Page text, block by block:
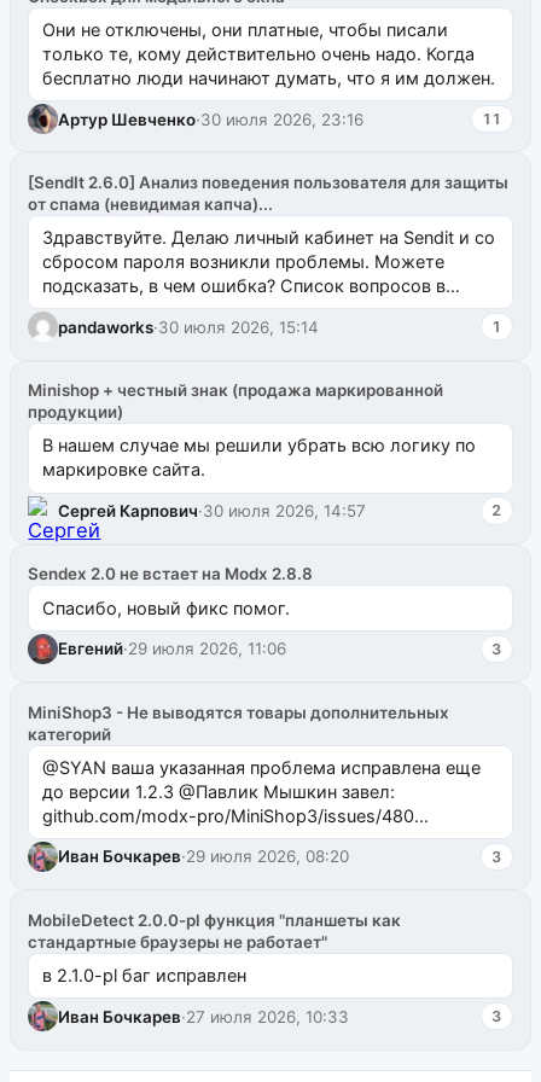
Они не отключены, они платные, чтобы писали
только те, кому действительно очень надо. Когда
бесплатно люди начинают думать, что я им должен.
Артур Шевченко·30 июля 2026, 23:16 11
[SendIt 2.6.0] Анализ поведения пользователя для защиты
от спама (невидимая капча)...
Здравствуйте. Делаю личный кабинет на Sendit и со
сбросом пароля возникли проблемы. Можете
подсказать, в чем ошибка? Список вопросов в
одноименном разделе на modx.pro пока пуст, и,...
pandaworks·30 июля 2026, 15:14 1
Minishop + честный знак (продажа маркированной
продукции)
В нашем случае мы решили убрать всю логику по
маркировке сайта.
Сергей Карпович·30 июля 2026, 14:57 2
Sendex 2.0 не встает на Modx 2.8.8
Спасибо, новый фикс помог.
Евгений·29 июля 2026, 11:06 3
MiniShop3 - Не выводятся товары дополнительных
категорий
@SYAN ваша указанная проблема исправлена еще
до версии 1.2.3 @Павлик Мышкин завел:
github.com/modx-pro/MiniShop3/issues/480
github.com/modx-pro/MiniShop3/issues/481Исправим
в б...
Иван Бочкарев·29 июля 2026, 08:20 3
MobileDetect 2.0.0-pl функция "планшеты как
стандартные браузеры не работает"
в 2.1.0-pl баг исправлен
Иван Бочкарев·27 июля 2026, 10:33 3